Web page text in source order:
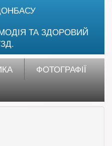
ТА ЗДОРОВИЙ
ФОТОГРАФІЇ